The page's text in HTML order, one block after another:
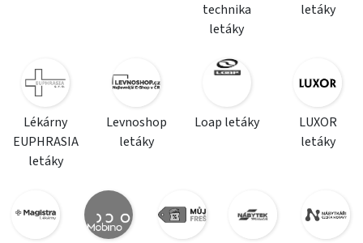
technika
letáky
letáky
Lékárny
EUPHRASIA
letáky
Levnoshop
letáky
Loap letáky
LUXOR
letáky